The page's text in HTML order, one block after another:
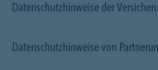
Datenschutzhinweise der
Datenschutzhinweise von